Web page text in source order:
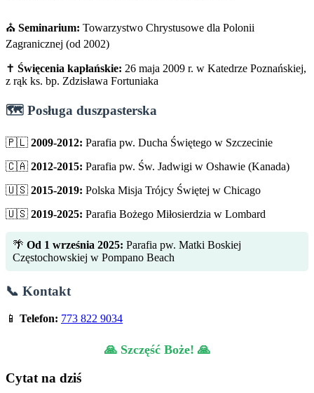
⛪ Seminarium: Towarzystwo Chrystusowe dla Polonii
Zagranicznej (od 2002)
✝️ Święcenia kapłańskie: 26 maja 2009 r. w Katedrze Poznańskiej,
z rąk ks. bp. Zdzisława Fortuniaka
🗺️ Posługa duszpasterska
🇵🇱 2009-2012: Parafia pw. Ducha Świętego w Szczecinie
🇨🇦 2012-2015: Parafia pw. Św. Jadwigi w Oshawie (Kanada)
🇺🇸 2015-2019: Polska Misja Trójcy Świętej w Chicago
🇺🇸 2019-2025: Parafia Bożego Miłosierdzia w Lombard
🌴 Od 1 września 2025: Parafia pw. Matki Boskiej
Częstochowskiej w Pompano Beach
📞 Kontakt
📱 Telefon: 773 822 9034
🙏 Szczęść Boże! 🙏
Cytat na dziś